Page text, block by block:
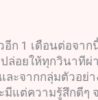
1 เดือนต่อจา
ล่อยให้ทุกวินาทีผ่
จากกลุ่มตัวอย่
มีแต่ความรู้สึกดี